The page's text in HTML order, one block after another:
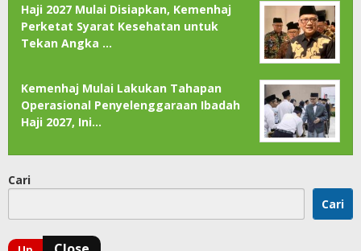
Haji 2027 Mulai Disiapkan, Kemenhaj
Perketat Syarat Kesehatan untuk
Tekan Angka …
Kemenhaj Mulai Lakukan Tahapan
Operasional Penyelenggaraan Ibadah
Haji 2027, Ini…
Cari
Cari